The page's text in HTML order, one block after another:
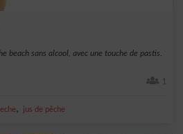
beach sans alcool, avec une touche de pastis.
1
, jus de pêche